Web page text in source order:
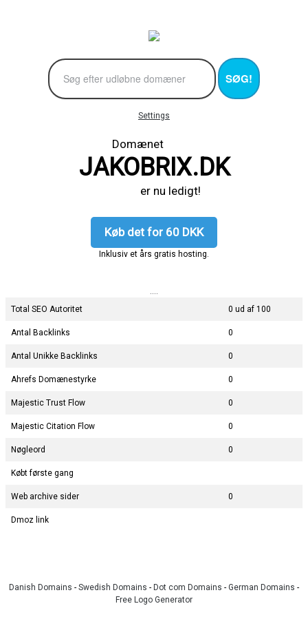
SØG!
Settings
Domænet
JAKOBRIX.DK
er nu ledigt!
Køb det for 60 DKK
Inklusiv et års gratis hosting.
Total SEO Autoritet
0 ud af 100
Antal Backlinks 0
Antal Unikke Backlinks 0
Ahrefs Domænestyrke 0
Majestic Trust Flow 0
Majestic Citation Flow 0
Nøgleord 0
Købt første gang
Web archive sider 0
Dmoz link
Danish Domains - Swedish Domains - Dot com Domains - German Domains -
Free Logo Generator